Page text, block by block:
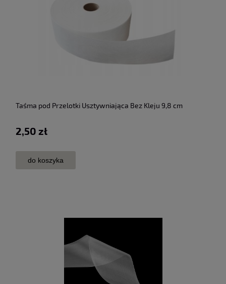
Taśma pod Przelotki Usztywniająca Bez Kleju 9,8 cm
2,50 zł
do koszyka